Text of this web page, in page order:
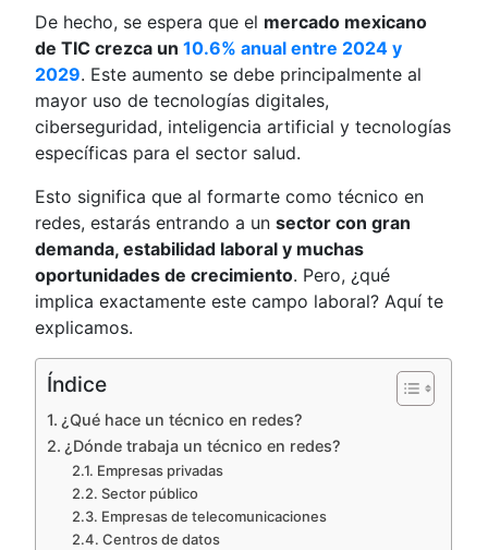
De hecho, se espera que el mercado mexicano
de TIC crezca un10.6% anual entre 2024 y
2029. Este aumento se debe principalmente al
mayor uso de tecnologías digitales,
ciberseguridad, inteligencia artificial y tecnologías
específicas para el sector salud.
Esto significa que al formarte como técnico en
redes, estarás entrando a unsector con gran
demanda, estabilidad laboral y muchas
oportunidades de crecimiento. Pero, ¿qué
implica exactamente este campo laboral? Aquí te
explicamos.
Índice
¿Qué hace un técnico en redes?
¿Dónde trabaja un técnico en redes?
Empresas privadas
Sector público
Empresas de telecomunicaciones
Centros de datos